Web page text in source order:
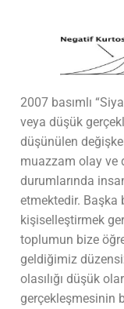
2007 basımlı
veya düşük
düşünülen
muazzam olay ve
durumlarında
etmektedir. Başka
kişiselleştirmek
toplumun bize
geldiğimiz
olasılığı düşük
gerçekleşmesinin